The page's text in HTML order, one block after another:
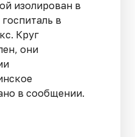
изолирован в
в
Круг
они
в сообщении.